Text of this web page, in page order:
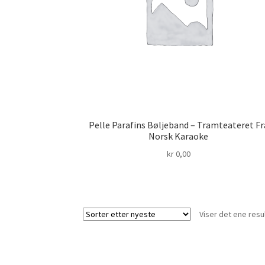
Pelle Parafins Bøljeband – Tramteateret
Norsk Karaoke
kr0,00
Viser det ene